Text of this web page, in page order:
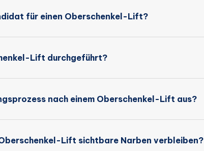
für einen Oberschenkel-Lift?
Lift durchgeführt?
nach einem Oberschenkel-Lift aus?
Lift sichtbare Narben verbleiben?